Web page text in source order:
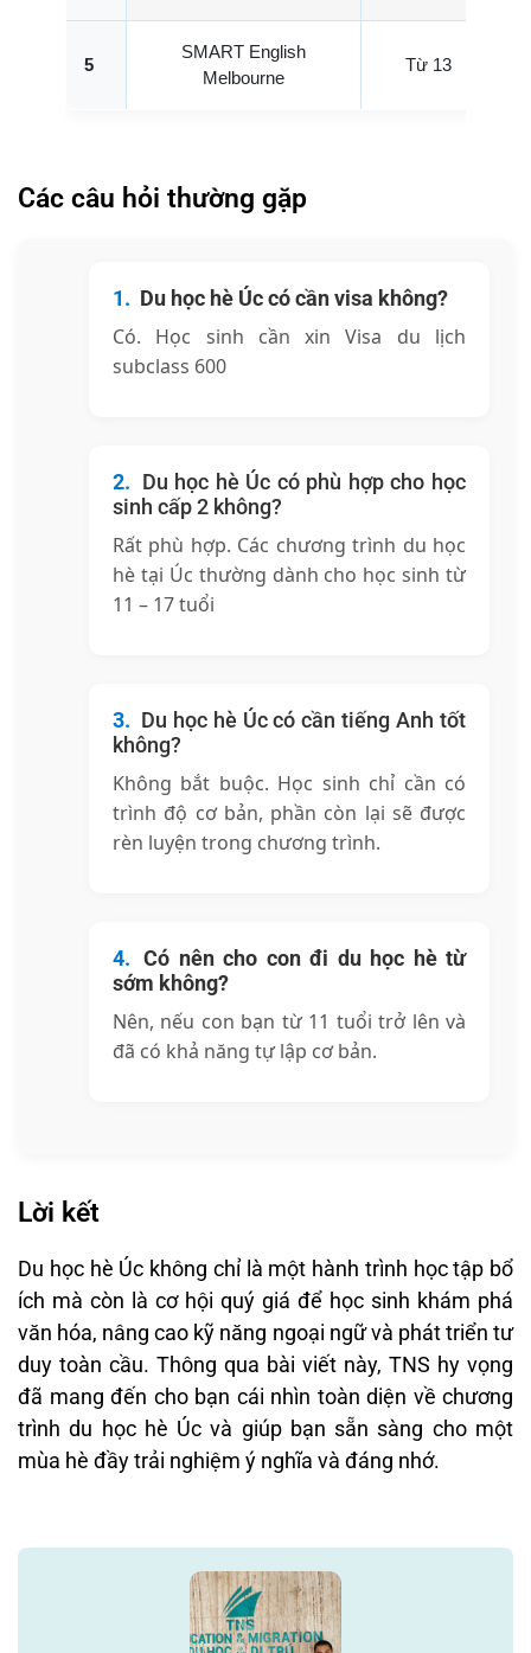
5
SMART English
Melbourne
Từ 13
Các câu hỏi thường gặp
Du học hè Úc có cần visa không?
Có. Học sinh cần xin Visa du lịch
subclass 600
Du học hè Úc có phù hợp cho học
sinh cấp 2 không?
Rất phù hợp. Các chương trình du học
hè tại Úc thường dành cho học sinh từ
11 – 17 tuổi
Du học hè Úc có cần tiếng Anh tốt
không?
Không bắt buộc. Học sinh chỉ cần có
trình độ cơ bản, phần còn lại sẽ được
rèn luyện trong chương trình.
Có nên cho con đi du học hè từ
sớm không?
Nên, nếu con bạn từ 11 tuổi trở lên và
đã có khả năng tự lập cơ bản.
Lời kết
Du học hè Úc không chỉ là một hành trình học tập bổ
ích mà còn là cơ hội quý giá để học sinh khám phá
văn hóa, nâng cao kỹ năng ngoại ngữ và phát triển tư
duy toàn cầu. Thông qua bài viết này, TNS hy vọng
đã mang đến cho bạn cái nhìn toàn diện về chương
trình du học hè Úc và giúp bạn sẵn sàng cho một
mùa hè đầy trải nghiệm ý nghĩa và đáng nhớ.